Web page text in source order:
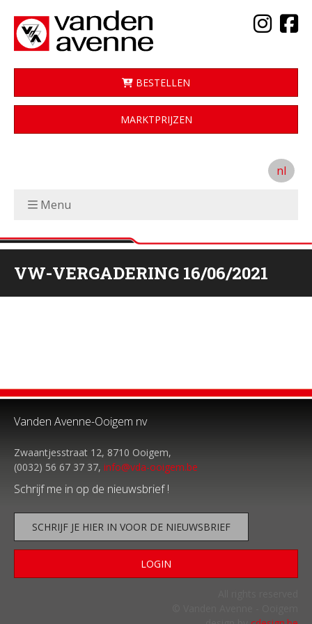
BESTELLEN
MARKTPRIJZEN
nl
Menu
VW-VERGADERING 16/06/2021
Vanden Avenne-Ooigem nv
Zwaantjesstraat 12, 8710 Ooigem,
(0032) 56 67 37 37, info@vda-ooigem.be
Schrijf me in op de nieuwsbrief !
SCHRIJF JE HIER IN VOOR DE NIEUWSBRIEF
LOGIN